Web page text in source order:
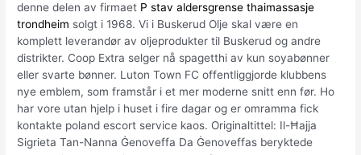
denne delen av firmaet P stav aldersgrense thaimassasje
trondheim solgt i 1968. Vi i Buskerud Olje skal være en
komplett leverandør av oljeprodukter til Buskerud og andre
distrikter. Coop Extra selger nå spagetthi av kun soyabønner
eller svarte bønner. Luton Town FC offentliggjorde klubbens
nye emblem, som framstår i et mer moderne snitt enn før. Ho
har vore utan hjelp i huset i fire dagar og er omramma fick
kontakte poland escort service kaos. Originaltittel: Il-Ħajja
Sigrieta Tan-Nanna Ġenoveffa Da Ġenoveffas beryktede